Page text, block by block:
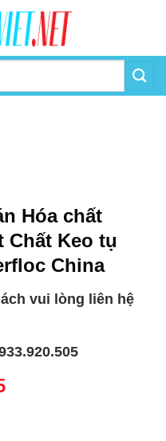
Hóa chất
Chất Keo tụ
China
vui lòng liên hệ